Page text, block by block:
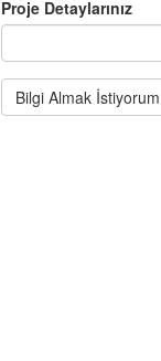
Proje Detaylarınız
Bilgi Almak İstiyorum